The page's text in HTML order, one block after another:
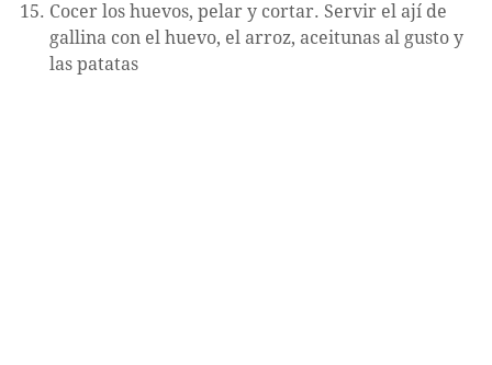
Cocer los huevos, pelar y cortar. Servir el ají de
gallina con el huevo, el arroz, aceitunas al gusto y
las patatas